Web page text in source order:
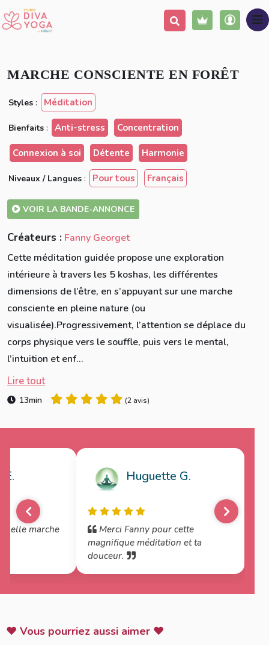
Ajouter à ma liste Partager
Nouveau
MARCHE CONSCIENTE EN FORÊT
Styles : Méditation
Bienfaits : Anti-stress Concentration
Connexion à soi Détente Harmonie
Niveaux / Langues : Pour tous Français
VOIR LA BANDE-ANNONCE
Créateurs : Fanny Georget
Cette méditation guidée propose une exploration
intérieure à travers les 5 koshas, les différentes
dimensions de l’être, en s’appuyant sur une marche
consciente en pleine nature (ou
visualisée).Progressivement, l’attention se déplace du
corps physique vers le souffle, puis vers le mental,
l’intuition et enf...
Lire tout
13min (2 avis)
E.
marche
Huguette G.
Merci Fanny pour cette
magnifique méditation et ta
douceur.
♥ Vous pourriez aussi aimer ♥